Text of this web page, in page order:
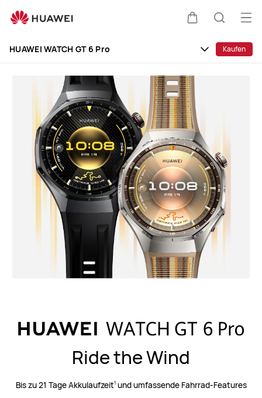
WATCH
HUAWEI WATCH GT 6 Pro Kaufen
Ride the Wind
Bis zu 21 Tage Akkulaufzeit1und umfassende Fahrrad-Features